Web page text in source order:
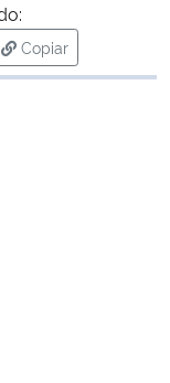
Copiar
para área de